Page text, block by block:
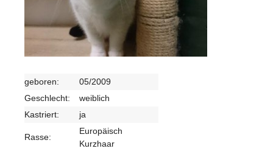
geboren:
05/2009
Geschlecht:
weiblich
Kastriert:
ja
Rasse:
Europäisch
Kurzhaar